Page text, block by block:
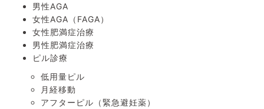
男性AGA
女性AGA（FAGA）
女性肥満症治療
男性肥満症治療
ピル診療
低用量ピル
月経移動
アフターピル （緊急避妊薬）